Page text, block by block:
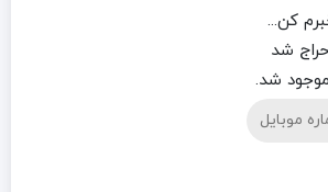
کن...
شد
شد.